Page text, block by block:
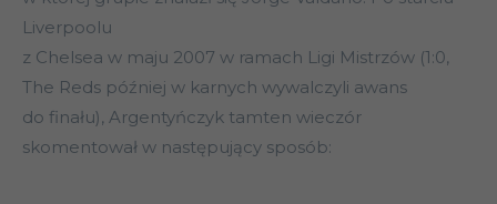
Liverpoolu
z Chelsea w maju 2007 w ramach Ligi Mistrzów (1:0,
The Reds później w karnych wywalczyli awans
do finału), Argentyńczyk tamten wieczór
skomentował w następujący sposób: